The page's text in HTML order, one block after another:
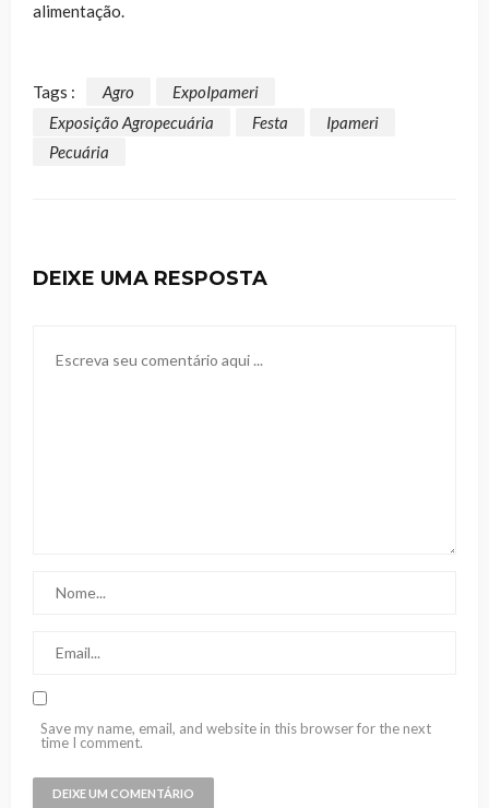
alimentação.
Tags : Agro
ExpoIpameri
Exposição Agropecuária
Festa
Ipameri
Pecuária
DEIXE UMA RESPOSTA
Save my name, email, and website in this browser for the next
time I comment.